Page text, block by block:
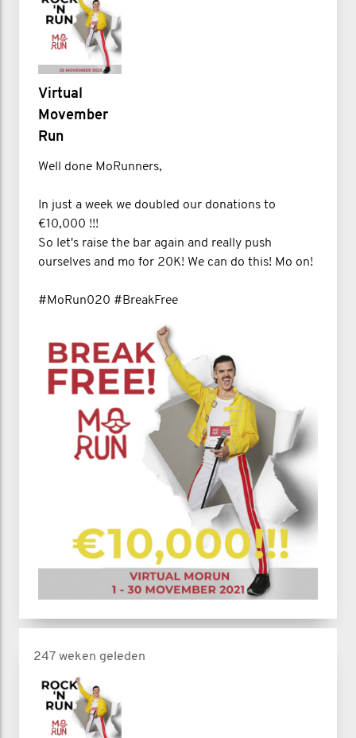
Virtual
Movember
Run
Well done MoRunners,
In just a week we doubled our donations to
€10,000 !!!
So let's raise the bar again and really push
ourselves and mo for 20K! We can do this! Mo on!
#MoRun020 #BreakFree
247 weken geleden